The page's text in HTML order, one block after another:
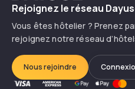
Rejoignez le réseau
Vous êtes hôtelier ? Prenez
rejoignez notre réseau
Nous rejoindre